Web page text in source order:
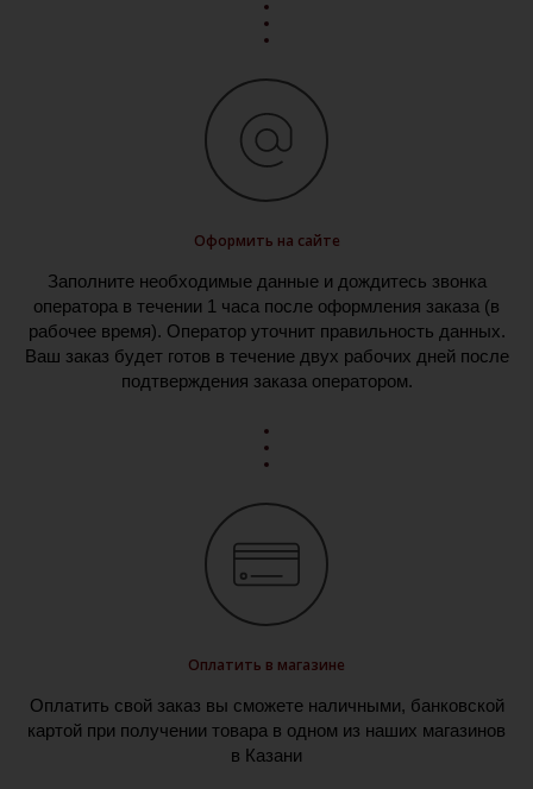
Оформить на сайте
Заполните необходимые данные и дождитесь звонка
оператора в течении 1 часа после оформления заказа (в
рабочее время). Оператор уточнит правильность данных.
Ваш заказ будет готов в течение двух рабочих дней после
подтверждения заказа оператором.
Оплатить в магазине
Оплатить свой заказ вы сможете наличными, банковской
картой при получении товара в одном из наших магазинов
в Казани